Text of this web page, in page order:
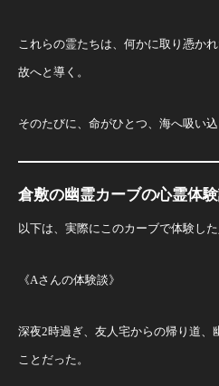
これらの霊たちは、何かに取り憑か
故へと導く。
そのたびに、命がひとつ、海へ吸い込
倉敷の幽霊カーブの心霊体
以下は、実際にこのカーブで体験した
《Aさんの体験談》
深夜2時過ぎ、友人宅からの帰り道、
ことだった。